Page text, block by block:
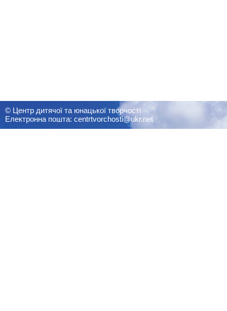
© Центр дитячої та юнацької творчості
Електронна пошта: centrtvorchosti@ukr.net